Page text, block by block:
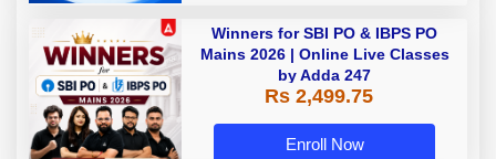
Winners for SBI PO & IBPS PO
Mains 2026 | Online Live Classes
by Adda 247
Rs 2,499.75
Enroll Now